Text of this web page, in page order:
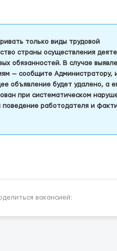
только виды трудовой
страны осуществления
обязанностей. В случае
— сообщите Администратору,
объявление будет удалено, а
при систематическом
работодателя и
вакансией: